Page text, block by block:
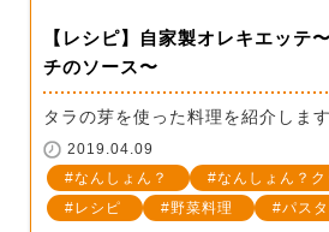
【レシピ】自家製オレキエッテ
チのソース〜
タラの芽を使った料理を紹介します
2019.04.09
なんしょん？
なんしょん？
レシピ
野菜料理 パスタ